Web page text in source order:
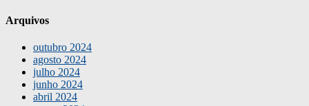
Arquivos
outubro 2024
agosto 2024
julho 2024
junho 2024
abril 2024